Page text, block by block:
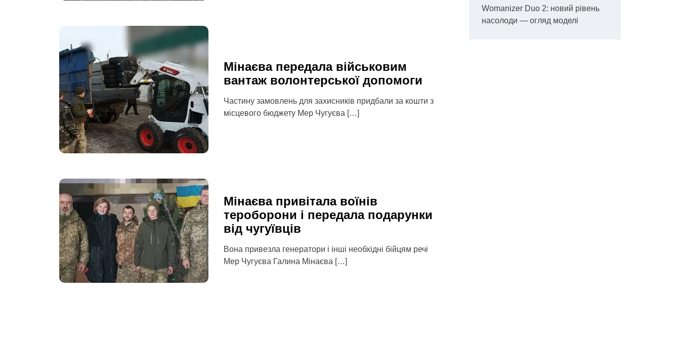
Мінаєва передала військовим
вантаж волонтерської допомоги
Частину замовлень для захисників придбали за кошти з
місцевого бюджету Мер Чугуєва […]
Мінаєва привітала воїнів
тероборони і передала подарунки
від чугуївців
Вона привезла генератори і інші необхідні бійцям речі
Мер Чугуєва Галина Мінаєва […]
Womanizer Duo 2: новий рівень
насолоди — огляд моделі